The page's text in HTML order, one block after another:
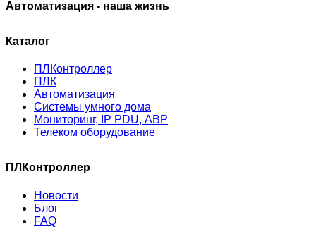
Автоматизация - наша жизнь
Каталог
ПЛКонтроллер
ПЛК
Автоматизация
Системы умного дома
Мониторинг, IP PDU, АВР
Телеком оборудование
ПЛКонтроллер
Новости
Блог
FAQ